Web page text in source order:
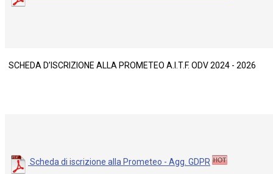
SCHEDA D’ISCRIZIONE ALLA PROMETEO A.I.T.F. ODV 2024 - 2026
Scheda di iscrizione alla Prometeo - Agg. GDPR